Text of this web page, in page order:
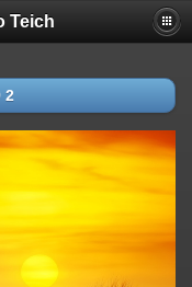
Teich
2